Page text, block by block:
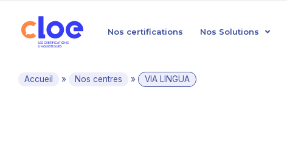
Nos certifications Nos Solutions
Accueil » Nos centres » VIA LINGUA